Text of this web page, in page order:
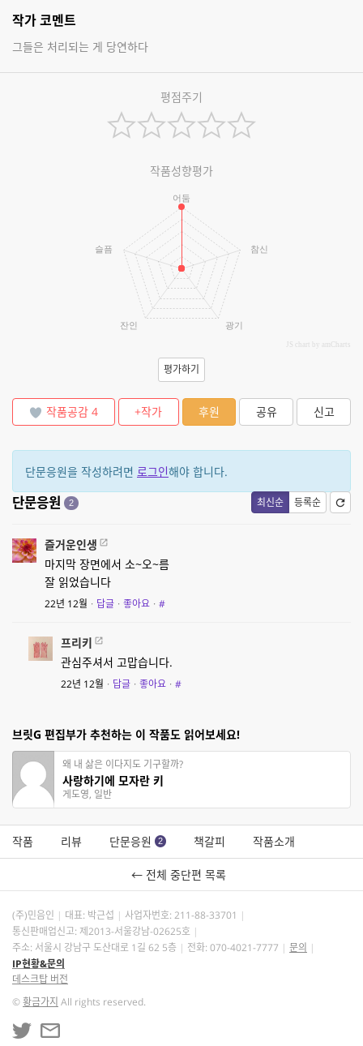
작가 코멘트
그들은 처리되는 게 당연하다
평점주기
작품성향평가
어둠
참신
광기
잔인
슬픔
JS chart by amCharts
평가하기
작품공감 4 +작가 후원 공유 신고
단문응원을 작성하려면 로그인해야 합니다.
최신순 등록순
단문응원 2
즐거운인생
마지막 장면에서 소~오~름
잘 읽었습니다
22년 12월 · 답글 · 좋아요 · #
프리키
관심주셔서 고맙습니다.
22년 12월 · 답글 · 좋아요 · #
브릿G 편집부가 추천하는 이 작품도 읽어보세요!
왜 내 삶은 이다지도 기구할까?
사랑하기에 모자란 키
게도영, 일반
작품 리뷰 단문응원 2 책갈피 작품소개
← 전체 중단편 목록
(주)민음인 대표: 박근섭 사업자번호: 211-88-33701
통신판매업신고: 제2013-서울강남-02625호
주소: 서울시 강남구 도산대로 1길 62 5층
전화: 070-4021-7777
문의
IP현황&문의
데스크탑 버전
©황금가지 All rights reserved.